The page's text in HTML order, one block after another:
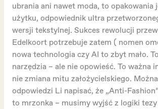
ubrania ani nawet moda, to opakowania
użytku, odpowiednik ultra
wersji tekstylnej. Sukces rewolucji
Edelkoort potrzebuje zatem ( nomen
nowa technologia czy AI to zbyt mało.
narzędzia – ale nie opowieść. To ważna
nie zmiana mitu założycielskiego.
odpowiedzi Li napisać, że „Anti-
to mrzonka – musimy wyjść z logiki